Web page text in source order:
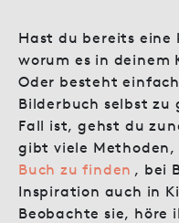
Hast du bereits eine
worum es in deinem
Oder besteht
Bilderbuch selbst zu
Fall ist, gehst du
gibt viele Methoden,
Buch zu finden , bei
Inspiration auch in
Beobachte sie, höre